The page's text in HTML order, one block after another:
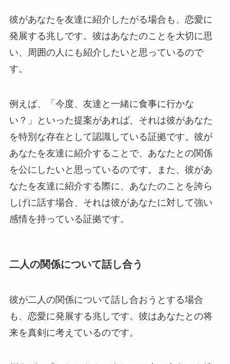
彼があなたを友達に紹介したがる場合も、恋愛に
発展する兆しです。彼はあなたのことを大切に思
い、周囲の人にも紹介したいと思っているので
す。
例えば、「今度、友達と一緒に食事に行かな
い？」といった提案があれば、それは彼があなた
を特別な存在として認識している証拠です。彼が
あなたを友達に紹介することで、あなたとの関係
を公にしたいと思っているのです。また、彼があ
なたを友達に紹介する際に、あなたのことを誇ら
しげに話す場合、それは彼があなたに対して強い
感情を持っている証拠です。
二人の関係について話し合う
彼が二人の関係について話し合おうとする場合
も、恋愛に発展する兆しです。彼はあなたとの将
来を真剣に考えているのです。